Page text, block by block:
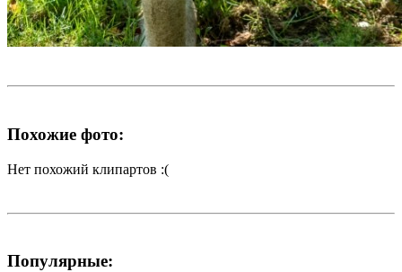
Похожие фото:
Нет похожий клипартов :(
Популярные: